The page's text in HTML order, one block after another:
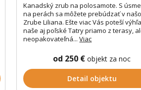
Kanadský zrub na polosamote. S
na perách sa môžete prebúdzať v
Zrube Liliana. Ešte viac Vás poteší
naše aj poľské Tatry priamo z terasy,
neopakovateľná...Viac
od 250 €objekt za noc
Detail objektu